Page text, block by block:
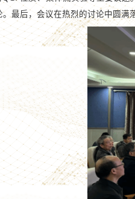
。最后，会议在热烈的讨论中圆满